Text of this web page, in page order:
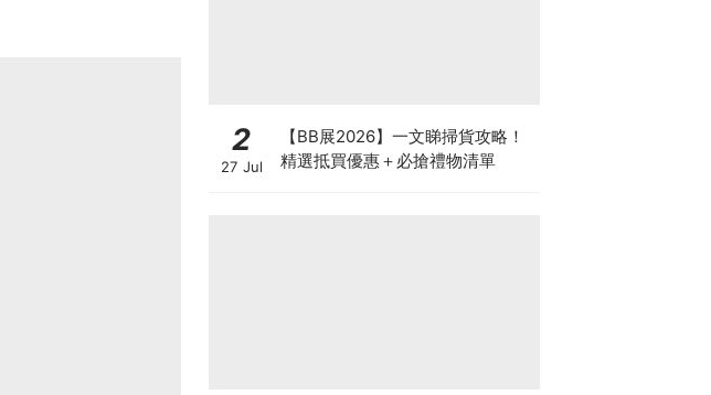
2
27 Jul
【BB展2026】一文睇掃貨攻略！
精選抵買優惠＋必搶禮物清單